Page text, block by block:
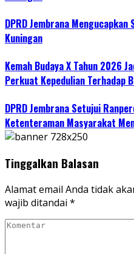
DPRD Jembrana
Kuningan
Kemah Budaya X Tahun 2026
Perkuat Kepedulian Terhadap
DPRD Jembrana Setujui
Ketenteraman Masyarakat
Tinggalkan Balasan
Alamat email Anda tidak
wajib ditandai *